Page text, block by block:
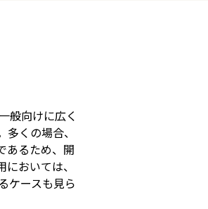
般向けに広く
くの場合、
あるため、開
おいては、
ケースも見ら